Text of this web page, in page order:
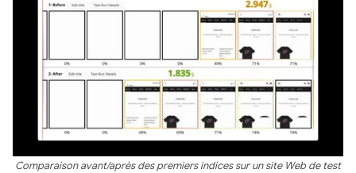
Comparaison avant/après des premiers indices sur un site Web de test